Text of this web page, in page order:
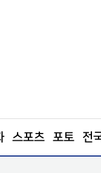
스포츠 포토 전